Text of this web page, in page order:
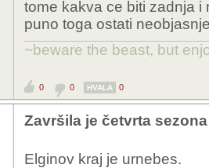
tome kakva ce biti zadnja i
puno toga ostati
~beware the beast, but
0 0 HVALA 0
Završila je četvrta
Elginov kraj je urnebes.